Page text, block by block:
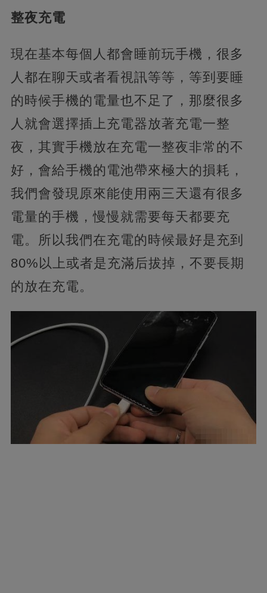
整夜充電
現在基本每個人都會睡前玩手機，很多
人都在聊天或者看視訊等等，等到要睡
的時候手機的電量也不足了，那麼很多
人就會選擇插上充電器放著充電一整
夜，其實手機放在充電一整夜非常的不
好，會給手機的電池帶來極大的損耗，
我們會發現原來能使用兩三天還有很多
電量的手機，慢慢就需要每天都要充
電。所以我們在充電的時候最好是充到
80%以上或者是充滿后拔掉，不要長期
的放在充電。